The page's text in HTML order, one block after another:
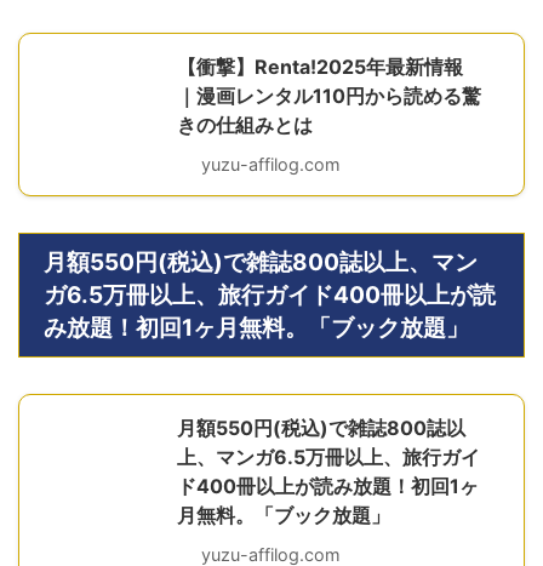
【衝撃】Renta!2025年最新情報
｜漫画レンタル110円から読める驚
きの仕組みとは
yuzu-affilog.com
月額550円(税込)で雑誌800誌以上、マン
ガ6.5万冊以上、旅行ガイド400冊以上が読
み放題！初回1ヶ月無料。「ブック放題」
月額550円(税込)で雑誌800誌以
上、マンガ6.5万冊以上、旅行ガイ
ド400冊以上が読み放題！初回1ヶ
月無料。「ブック放題」
yuzu-affilog.com